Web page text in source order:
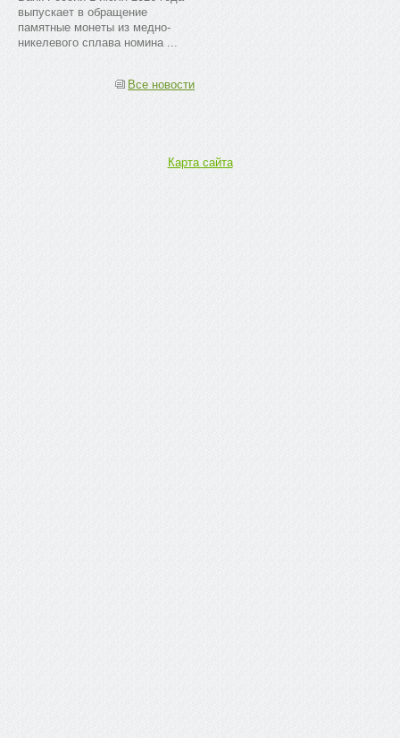
выпускает в обращение
памятные монеты из медно-
никелевого сплава номина ...
Все новости
Карта сайта